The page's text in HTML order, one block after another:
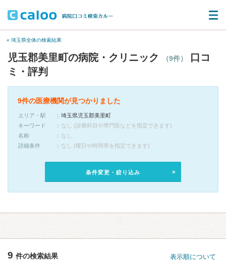
« 埼玉県全体の検索結果
児玉郡美里町の病院・クリニック （9件）
口コ
ミ・評判
9件の医療機関が見つかりました
エリア・駅
埼玉県児玉郡美里町
キーワード
なし (診療科目や専門医などを指定できます)
名称
なし
詳細条件
なし (曜日や時間帯を指定できます)
条件変更・絞り込み
9 件の検索結果 表示順について